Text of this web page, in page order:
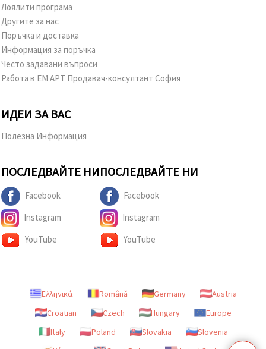
Лоялити програма
Другите за нас
Поръчка и доставка
Информация за поръчка
Често задавани въпроси
Работа в ЕМ АРТ Продавач-консултант София
ИДЕИ ЗА ВАС
Полезна Информация
ПОСЛЕДВАЙТЕ НИ
Facebook
Instagram
YouTube
ПОСЛЕДВАЙТЕ НИ
Facebook
Instagram
YouTube
Ελληνικά Română Germany
Austria
Croatian
Czech Hungary
Europe
Italy
Poland Slovakia
Slovenia